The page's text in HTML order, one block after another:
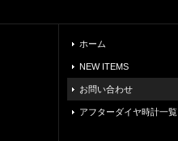
ホーム
NEW ITEMS
お問い合わせ
アフターダイヤ時計一覧